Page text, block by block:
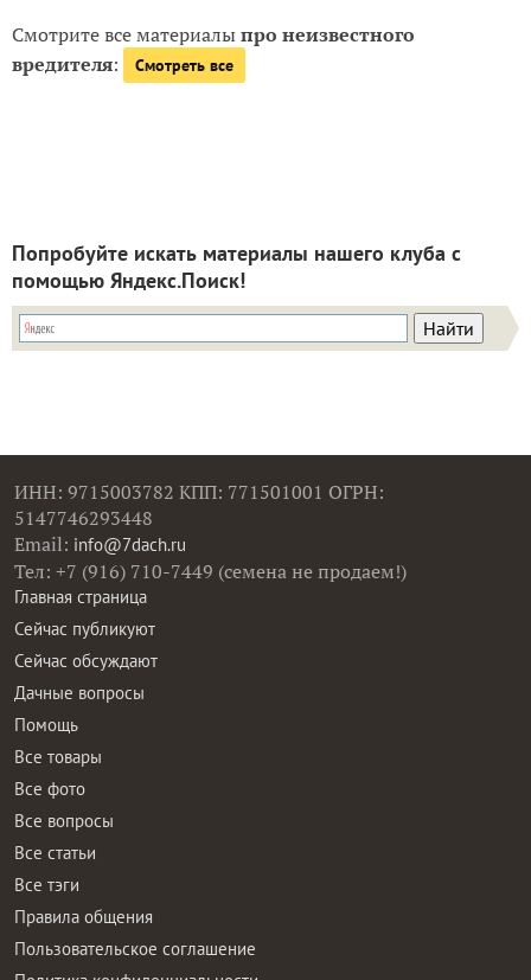
Смотрите все материалыпро неизвестного
вредителя: Смотреть все
Попробуйте искать материалы нашего клуба с
помощью Яндекс.Поиск!
ИНН: 9715003782 КПП: 771501001 ОГРН:
5147746293448
Email: info@7dach.ru
Тел: +7 (916) 710-7449 (семена не продаем!)
Главная страница
Сейчас публикуют
Сейчас обсуждают
Дачные вопросы
Помощь
Все товары
Все фото
Все вопросы
Все статьи
Все тэги
Правила общения
Пользовательское соглашение